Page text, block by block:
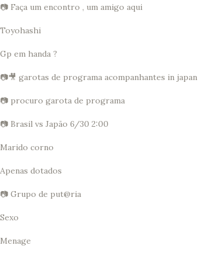
📷 Faça um encontro , um amigo aqui
Toyohashi
Gp em handa ?
📷🎥 garotas de programa acompanhantes in japan
📷 procuro garota de programa
📷 Brasil vs Japão 6/30 2:00
Marido corno
Apenas dotados
📷 Grupo de put@ria
Sexo
Menage